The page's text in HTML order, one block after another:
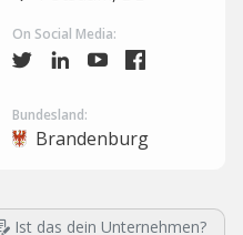
On Social Media:
Bundesland:
Brandenburg
Ist das dein Unternehmen?